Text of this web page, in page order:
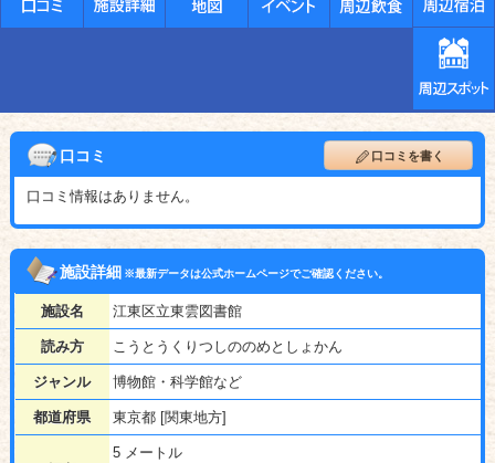
口コミ 口コミを書く
口コミ情報はありません。
施設詳細※最新データは公式ホームページでご確認ください。
施設名 江東区立東雲図書館
読み方 こうとうくりつしののめとしょかん
ジャンル 博物館・科学館など
都道府県 東京都 [関東地方]
5 メートル